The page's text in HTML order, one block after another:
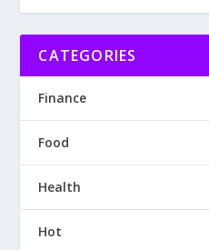
CATEGORIES
Finance
Food
Health
Hot